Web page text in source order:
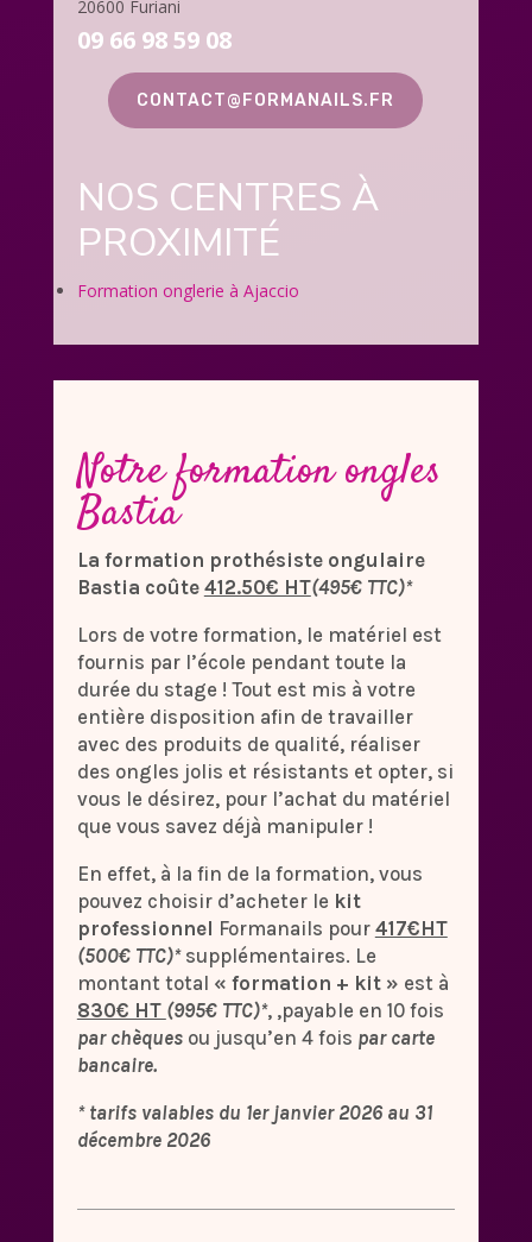
20600 Furiani
09 66 98 59 08
CONTACT@FORMANAILS.FR
NOS CENTRES À
PROXIMITÉ
Formation onglerie à Ajaccio
Notre formation ongles
Bastia
La formation prothésiste ongulaire
Bastia coûte 412.50€ HT(495€ TTC)*
Lors de votre formation, le matériel est
fournis par l’école pendant toute la
durée du stage ! Tout est mis à votre
entière disposition afin de travailler
avec des produits de qualité, réaliser
des ongles jolis et résistants et opter, si
vous le désirez, pour l’achat du matériel
que vous savez déjà manipuler !
En effet, à la fin de la formation, vous
pouvez choisir d’acheter le kit
professionnel Formanails pour 417€HT
(500€ TTC)* supplémentaires. Le
montant total « formation + kit » est à
830€ HT (995€ TTC)*, ,payable en 10 fois
par chèques ou jusqu’en 4 fois par carte
bancaire.
* tarifs valables du 1er janvier 2026 au 31
décembre 2026